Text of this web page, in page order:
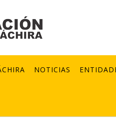
NOTICIAS